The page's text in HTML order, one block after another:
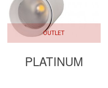
OUTLET
PLATINUM